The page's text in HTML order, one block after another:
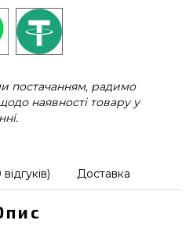
постачанням, радимо
наявності товару у
Доставка